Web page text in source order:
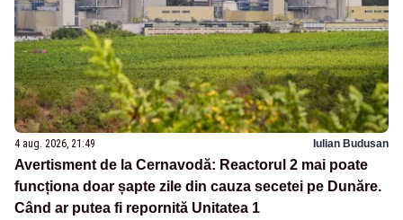
4 aug. 2026, 21:49 Iulian Budusan
Avertisment de la Cernavodă: Reactorul 2 mai poate
funcționa doar șapte zile din cauza secetei pe Dunăre.
Când ar putea fi repornită Unitatea 1